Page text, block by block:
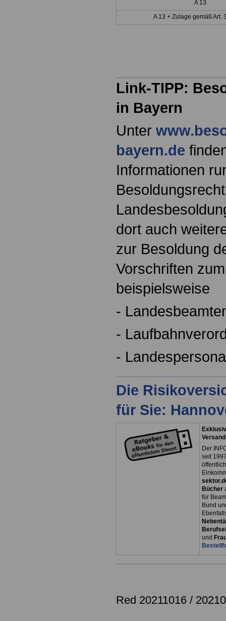
A 13
A 13 + Zulage gemäß Art.
Link-TIPP:
in Bayern
Unter
bayern.de
Informationen
dort auch
zur Besoldung
Vorschriften
beispielsweise
-
-
-
Die
für Sie:
Der
seit
Bücher
für
Bund
und
Red 20211016 /